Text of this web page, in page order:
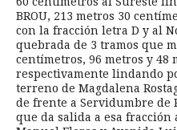
BROU, 213 metros 30
con la fracción letra D y al
quebrada de 3 tramos que
centímetros, 96 metros y 48
respectivamente lindando
terreno de Magdalena
de frente a Servidumbre de
que da salida a esa fracción